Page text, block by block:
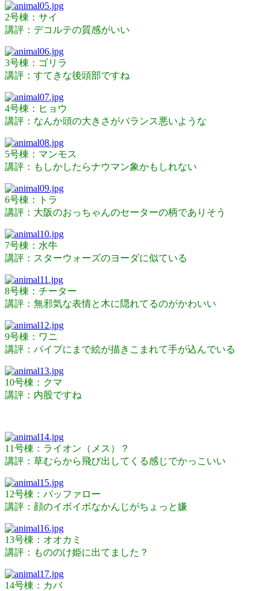
2号棟：サイ
講評：デコルテの質感がいい
3号棟：ゴリラ
講評：すてきな後頭部ですね
4号棟：ヒョウ
講評：なんか頭の大きさがバランス悪いような
5号棟：マンモス
講評：もしかしたらナウマン象かもしれない
6号棟：トラ
講評：大阪のおっちゃんのセーターの柄でありそう
7号棟：水牛
講評：スターウォーズのヨーダに似ている
8号棟：チーター
講評：無邪気な表情と木に隠れてるのがかわいい
9号棟：ワニ
講評：パイプにまで絵が描きこまれて手が込んでいる
10号棟：クマ
講評：内股ですね
11号棟：ライオン（メス）？
講評：草むらから飛び出してくる感じでかっこいい
12号棟：バッファロー
講評：顔のイボイボなかんじがちょっと嫌
13号棟：オオカミ
講評：もののけ姫に出てました？
14号棟：カバ